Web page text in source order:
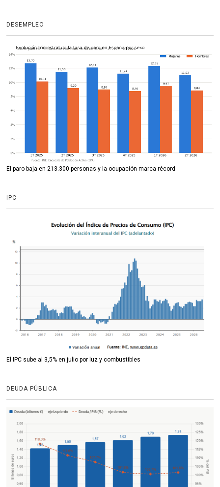
DESEMPLEO
El paro baja en 213.300 personas y la ocupación marca récord
IPC
El IPC sube al 3,5% en julio por luz y combustibles
DEUDA PÚBLICA